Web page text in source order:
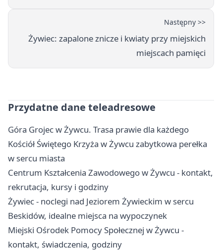
Następny >>
Żywiec: zapalone znicze i kwiaty przy miejskich
miejscach pamięci
Przydatne dane teleadresowe
Góra Grojec w Żywcu. Trasa prawie dla każdego
Kościół Świętego Krzyża w Żywcu zabytkowa perełka
w sercu miasta
Centrum Kształcenia Zawodowego w Żywcu - kontakt,
rekrutacja, kursy i godziny
Żywiec - noclegi nad Jeziorem Żywieckim w sercu
Beskidów, idealne miejsca na wypoczynek
Miejski Ośrodek Pomocy Społecznej w Żywcu -
kontakt, świadczenia, godziny